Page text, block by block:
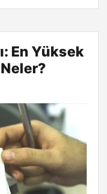
En Yüksek